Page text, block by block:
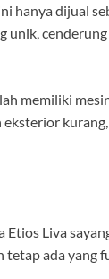
hanya dijual
memiliki
Liva
tetap ada yang